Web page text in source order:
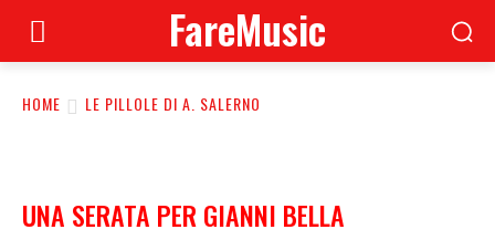
FareMusic
HOME LE PILLOLE DI A. SALERNO
UNA SERATA PER GIANNI BELLA